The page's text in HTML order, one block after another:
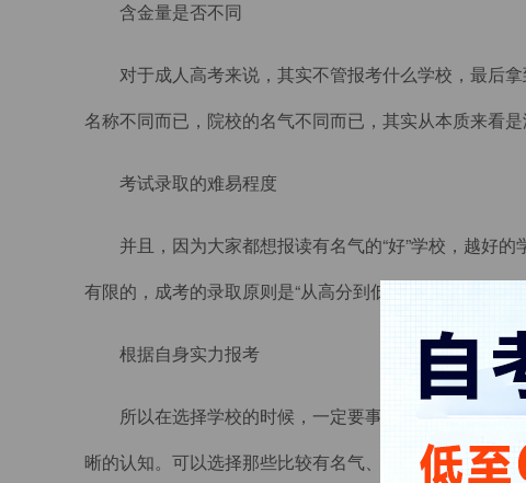
含金量是否不同
对于成人高考来说，其实不管报考什么学校，最后
名称不同而已，院校的名气不同而已，其实从本质来看是
考试录取的难易程度
并且，因为大家都想报读有名气的“好”学校，越好
有限的，成考的录取原则是“从高分到低分择优录取”，一
根据自身实力报考
所以在选择学校的时候，一定要事先评估下自己的
晰的认知。可以选择那些比较有名气、专业选择性多、